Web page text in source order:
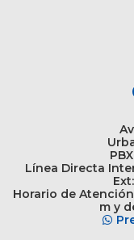
Línea Directa
Horario de
m y